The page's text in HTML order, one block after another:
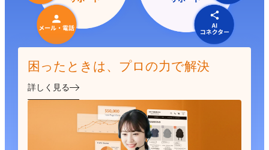
困ったときは、プロの力で解決
詳しく見る